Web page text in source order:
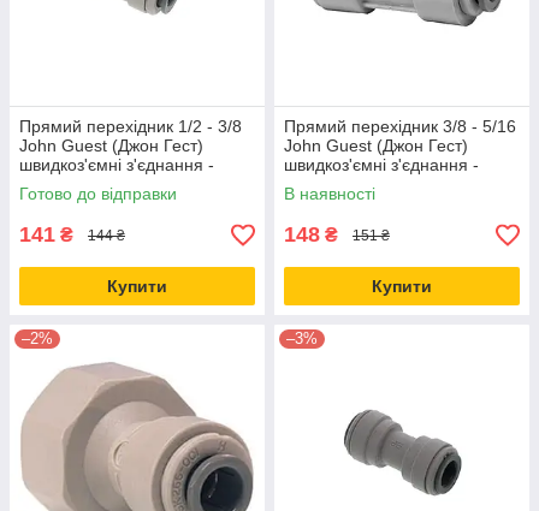
Прямий перехідник 1/2 - 3/8
John Guest (Джон Гест)
швидкоз'ємні з'єднання -
фітинги PI201612S
Готово до відправки
141 ₴ 144 ₴
Купити
Прямий перехідник 3/8 - 5/16
John Guest (Джон Гест)
швидкоз'ємні з'єднання -
фітинги PI201210S
В наявності
148 ₴ 151 ₴
Купити
–2% –3%